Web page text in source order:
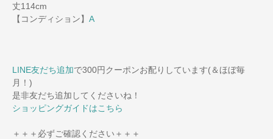
丈114cm
【コンディション】 A
LINE友だち追加で300円クーポンお配りしています(＆ほぼ毎
月！)
是非友だち追加してくださいね！
ショッピングガイドはこちら
＋＋＋必ずご確認ください＋＋＋